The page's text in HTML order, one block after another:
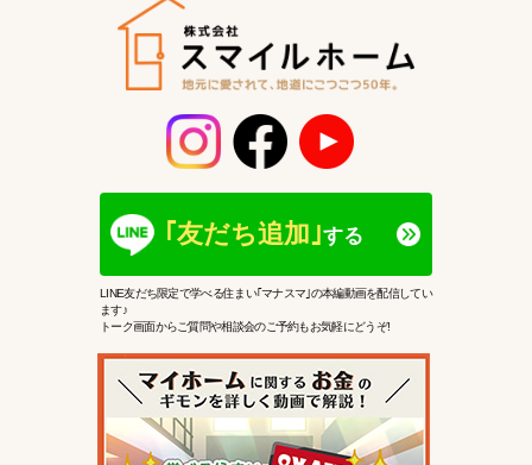
｢友だち追加｣する
LINE友だち限定で学べる住まい｢マナスマ｣の本編動画を配信してい
ます♪
トーク画面からご質問や相談会のご予約もお気軽にどうぞ!